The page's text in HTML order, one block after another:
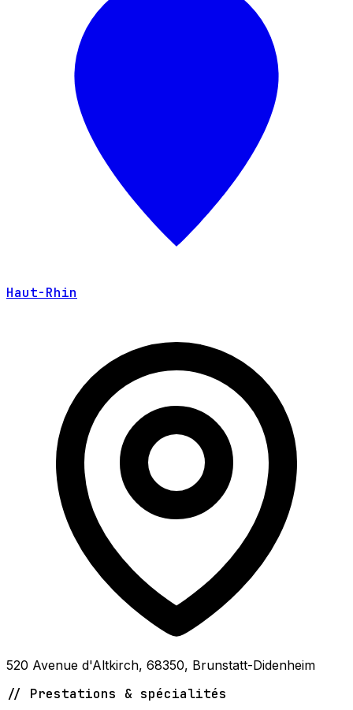
Haut-Rhin
520 Avenue d'Altkirch, 68350, Brunstatt-Didenheim
// Prestations & spécialités